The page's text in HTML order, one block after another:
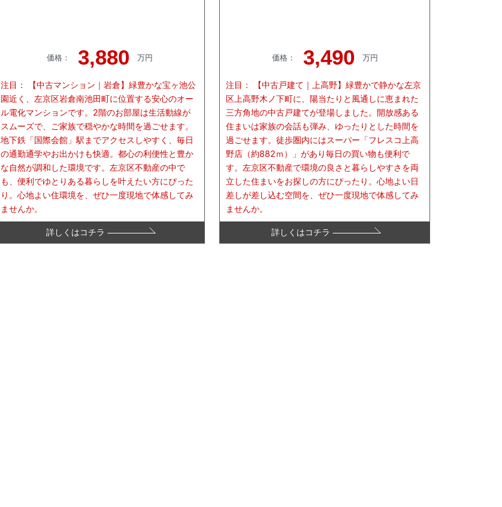
価格： 3,880 万円
注目：
【中古マンション｜岩倉】緑豊かな宝ヶ池公
園近く、左京区岩倉南池田町に位置する安心のオー
ル電化マンションです。2階のお部屋は生活動線が
スムーズで、ご家族で穏やかな時間を過ごせます。
地下鉄「国際会館」駅までアクセスしやすく、毎日
の通勤通学やお出かけも快適。都心の利便性と豊か
な自然が調和した環境です。左京区不動産の中で
も、便利でゆとりある暮らしを叶えたい方にぴった
り。心地よい住環境を、ぜひ一度現地で体感してみ
ませんか。
詳しくはコチラ
価格： 3,490 万円
注目：
【中古戸建て｜上高野】緑豊かで静かな左京
区上高野木ノ下町に、陽当たりと風通しに恵まれた
三方角地の中古戸建てが登場しました。開放感ある
住まいは家族の会話も弾み、ゆったりとした時間を
過ごせます。徒歩圏内にはスーパー「フレスコ上高
野店（約882ｍ）」があり毎日の買い物も便利で
す。左京区不動産で環境の良さと暮らしやすさを両
立した住まいをお探しの方にぴったり。心地よい日
差しが差し込む空間を、ぜひ一度現地で体感してみ
ませんか。
詳しくはコチラ